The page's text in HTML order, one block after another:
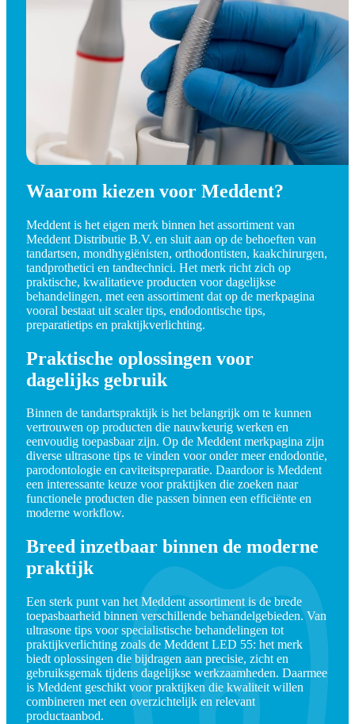
Waarom kiezen voor Meddent?
Meddent is het eigen merk binnen het assortiment van
Meddent Distributie B.V. en sluit aan op de behoeften van
tandartsen, mondhygiënisten, orthodontisten, kaakchirurgen,
tandprothetici en tandtechnici. Het merk richt zich op
praktische, kwalitatieve producten voor dagelijkse
behandelingen, met een assortiment dat op de merkpagina
vooral bestaat uit scaler tips, endodontische tips,
preparatietips en praktijkverlichting.
Praktische oplossingen voor
dagelijks gebruik
Binnen de tandartspraktijk is het belangrijk om te kunnen
vertrouwen op producten die nauwkeurig werken en
eenvoudig toepasbaar zijn. Op de Meddent merkpagina zijn
diverse ultrasone tips te vinden voor onder meer endodontie,
parodontologie en caviteitspreparatie. Daardoor is Meddent
een interessante keuze voor praktijken die zoeken naar
functionele producten die passen binnen een efficiënte en
moderne workflow.
Breed inzetbaar binnen de moderne
praktijk
Een sterk punt van het Meddent assortiment is de brede
toepasbaarheid binnen verschillende behandelgebieden. Van
ultrasone tips voor specialistische behandelingen tot
praktijkverlichting zoals de Meddent LED 55: het merk
biedt oplossingen die bijdragen aan precisie, zicht en
gebruiksgemak tijdens dagelijkse werkzaamheden. Daarmee
is Meddent geschikt voor praktijken die kwaliteit willen
combineren met een overzichtelijk en relevant
productaanbod.